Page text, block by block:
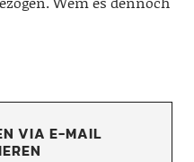
VIA E-MAIL